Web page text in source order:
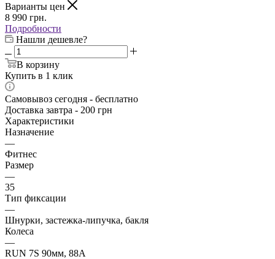
Варианты цен
8 990 грн.
Подробности
Нашли дешевле?
В корзину
Купить в 1 клик
Самовывоз сегодня - бесплатно
Доставка завтра - 200 грн
Характеристики
Назначение
—
Фитнес
Размер
—
35
Тип фиксации
—
Шнурки, застежка-липучка, бакля
Колеса
—
RUN 7S 90мм, 88A